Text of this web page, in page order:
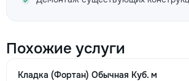
Похожие услуги
Кладка (Фортан) Обычная Куб. м